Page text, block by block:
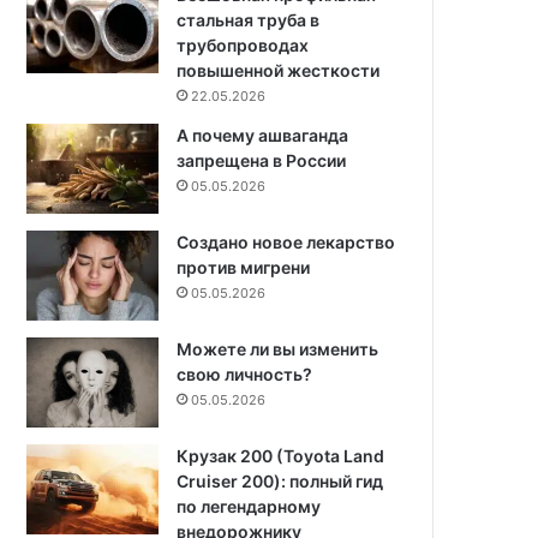
стальная труба в
трубопроводах
повышенной жесткости
22.05.2026
А почему ашваганда
запрещена в России
05.05.2026
Создано новое лекарство
против мигрени
05.05.2026
Можете ли вы изменить
свою личность?
05.05.2026
Крузак 200 (Toyota Land
Cruiser 200): полный гид
по легендарному
внедорожнику